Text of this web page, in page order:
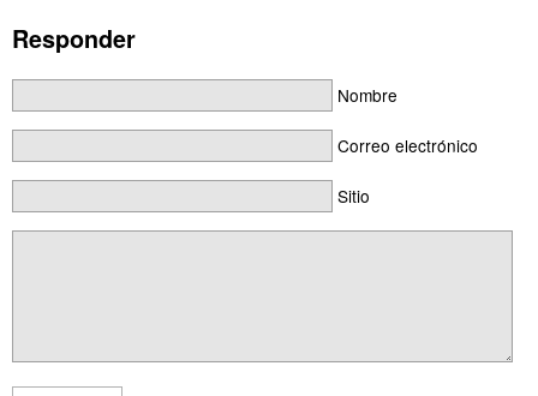
Responder
Nombre
Correo electrónico
Sitio